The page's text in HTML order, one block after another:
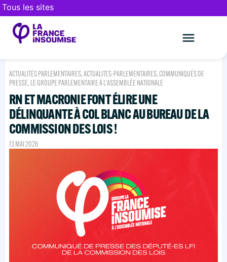
Tous les sites
ACTUALITÉS PARLEMENTAIRES,ACTUALITES-PARLEMENTAIRES, COMMUNIQUÉS DE
PRESSE, LE GROUPE PARLEMENTAIRE À L'ASSEMBLÉE NATIONALE
RN ET MACRONIE FONT ÉLIRE UNE
DÉLINQUANTE À COL BLANC AU BUREAU DE LA
COMMISSION DES LOIS !
13 MAI 2026